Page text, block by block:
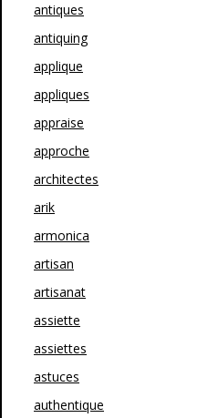
antiques
antiquing
applique
appliques
appraise
approche
architectes
arik
armonica
artisan
artisanat
assiette
assiettes
astuces
authentique